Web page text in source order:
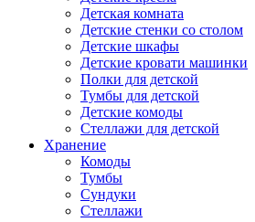
Детская комната
Детские стенки со столом
Детские шкафы
Детские кровати машинки
Полки для детской
Тумбы для детской
Детские комоды
Стеллажи для детской
Хранение
Комоды
Тумбы
Сундуки
Стеллажи